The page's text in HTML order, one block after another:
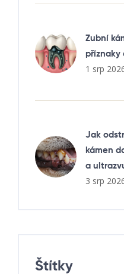
Zubní
příznaky
1 srp
Jak
kámen
a
3 srp
Štítky